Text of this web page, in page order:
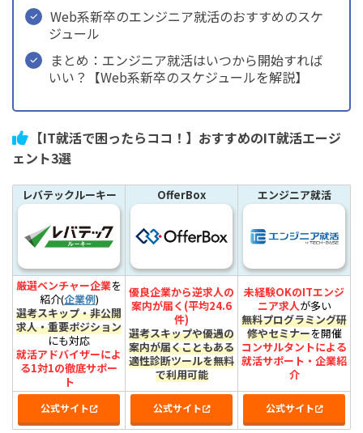
Web系新卒のエンジニア就活のおすすめのスケ
ジュール
まとめ：エンジニア就活はいつから開始すれば
いい？【Web系新卒のスケジュールを解説】
【IT就活で困ったらココ！】おすすめのIT就活エージ
ェント3選
レバテックルーキー OfferBox エンジニア就活
厳選ベンチャー企業を
紹介(企業例)
選考スキップ・非公開
求人・重要ポジション
にも対応
就活アドバイザーによ
る1対1の徹底サポー
ト
優良企業から逆求人の
案内が届く(平均24.6
件)
選考スキップや優遇の
案内が届くこともある
適性診断ツールを無料
で利用可能
未経験OKのITエンジ
ニア求人が多い
無料プログラミング研
修やセミナーを開催
コンサルタントによる
就活サポート・企業紹
介
公式サイト 公式サイト 公式サイト